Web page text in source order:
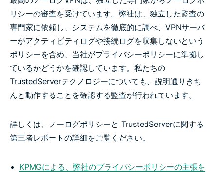
リシーの審査を受けています。弊社は、独立した監査の
専門家に依頼し、システムを徹底的に調べ、VPNサーバ
ーがアクティビティログや接続ログを収集しないという
ポリシーを含め、当社がプライバシーポリシーに準拠し
ているかどうかを確認しています。私たちの
TrustedServerテクノロジーについても、説明通りきち
んと動作することを確認する監査が行われています。
詳しくは、ノーログポリシーと TrustedServerに関する
第三者レポートの詳細をご覧ください。
KPMGによる、弊社のプライバシーポリシーの主張を